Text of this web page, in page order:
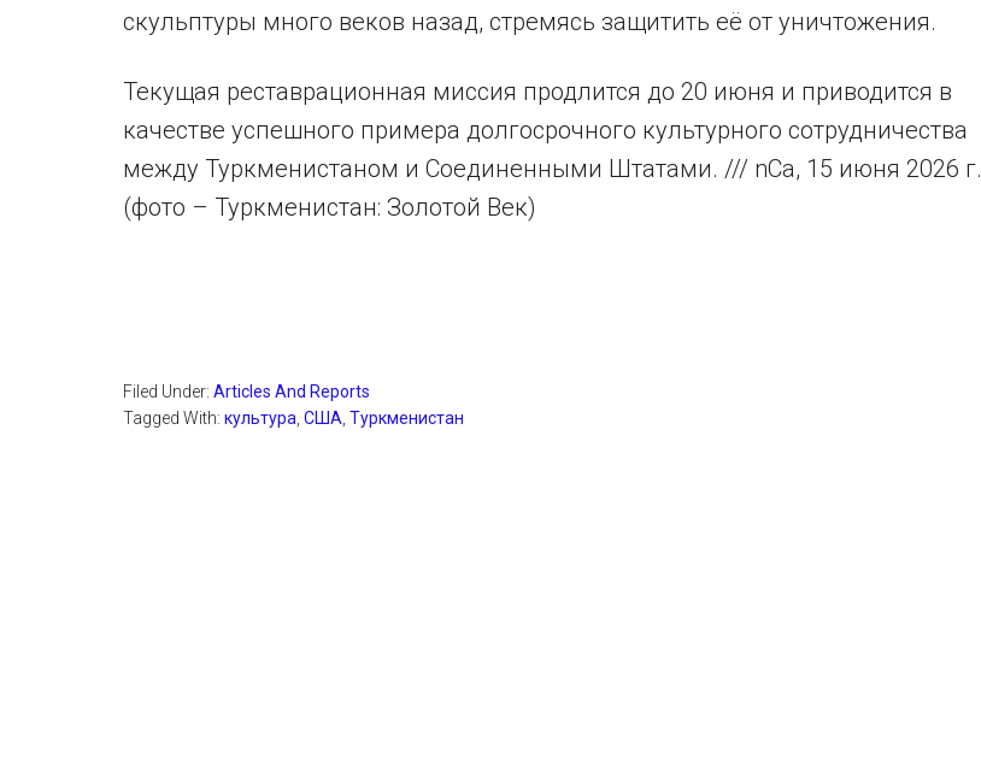
скульптуры много веков назад, стремясь защитить её от уничтожения.
Текущая реставрационная миссия продлится до 20 июня и приводится в
качестве успешного примера долгосрочного культурного сотрудничества
между Туркменистаном и Соединенными Штатами. /// nCa, 15 июня 2026 г.
(фото – Туркменистан: Золотой Век)
Filed Under: Articles And Reports
Tagged With: культура США Туркменистан